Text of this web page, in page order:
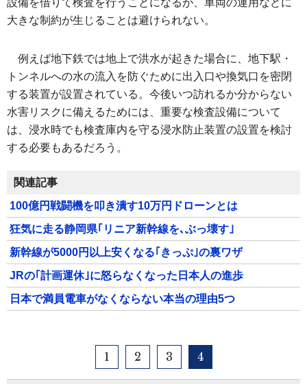
設備を借りて検査を行うことになるが、車両の運用などに
大きな制約が生じることは避けられない。
例えば地下鉄では地上で洪水が起きた場合に、地下駅・
トンネルへの水の流入を防ぐために出入口や換気口を密閉
する装置が設置されている。今後いつ訪れるか分からない
水害リスクに備えるためには、重要な検査設備について
は、浸水時でも検査庫内を守る浸水防止装置の設置を検討
する必要もあるだろう。
関連記事
100億円戦闘機を叩き潰す10万円ドローンとは
狂気に走る静岡県｢リニア新幹線を､ぶっ壊す｣
新幹線が5000円以上安くなる｢きっぷ｣の裏ワザ
JRの｢計画運休｣に怒らなくなった日本人の進歩
日本で満員電車がなくならない本当の理由5つ
1 2 3 4